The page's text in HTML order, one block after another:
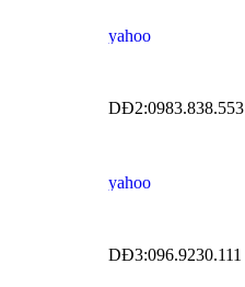
DĐ2:0983.838.553
DĐ3:096.9230.111